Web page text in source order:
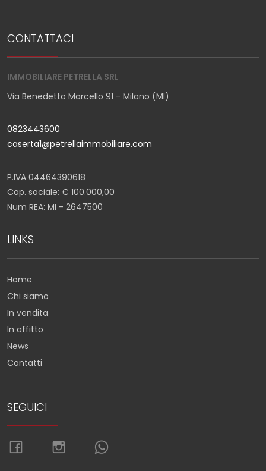
CONTATTACI
IMMOBILIARE PETRELLA SRL
Via Benedetto Marcello 91 - Milano (MI)
0823443600
caserta1@petrellaimmobiliare.com
P.IVA 04464390618
Cap. sociale: € 100.000,00
Num REA: MI - 2647500
LINKS
Home
Chi siamo
In vendita
In affitto
News
Contatti
SEGUICI